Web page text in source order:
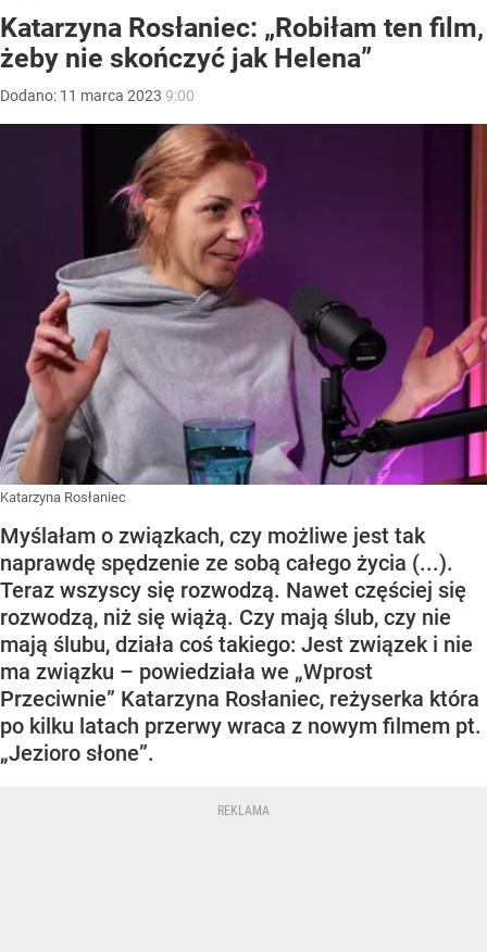
Katarzyna Rosłaniec: „Robiłam ten film,
żeby nie skończyć jak Helena”
Dodano: 11 marca 2023 9:00
Katarzyna Rosłaniec
Myślałam o związkach, czy możliwe jest tak
naprawdę spędzenie ze sobą całego życia (...).
Teraz wszyscy się rozwodzą. Nawet częściej się
rozwodzą, niż się wiążą. Czy mają ślub, czy nie
mają ślubu, działa coś takiego: Jest związek i nie
ma związku – powiedziała we „Wprost
Przeciwnie” Katarzyna Rosłaniec, reżyserka która
po kilku latach przerwy wraca z nowym filmem pt.
„Jezioro słone”.